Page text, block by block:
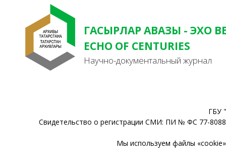
ГАСЫРЛАР АВАЗЫ - ЭХО
ECHO OF CENTURIES
Научно-документальный журнал
ГБУ
Свидетельство о регистрации СМИ: ПИ № ФС 77-
Мы используем файлы «cookie»